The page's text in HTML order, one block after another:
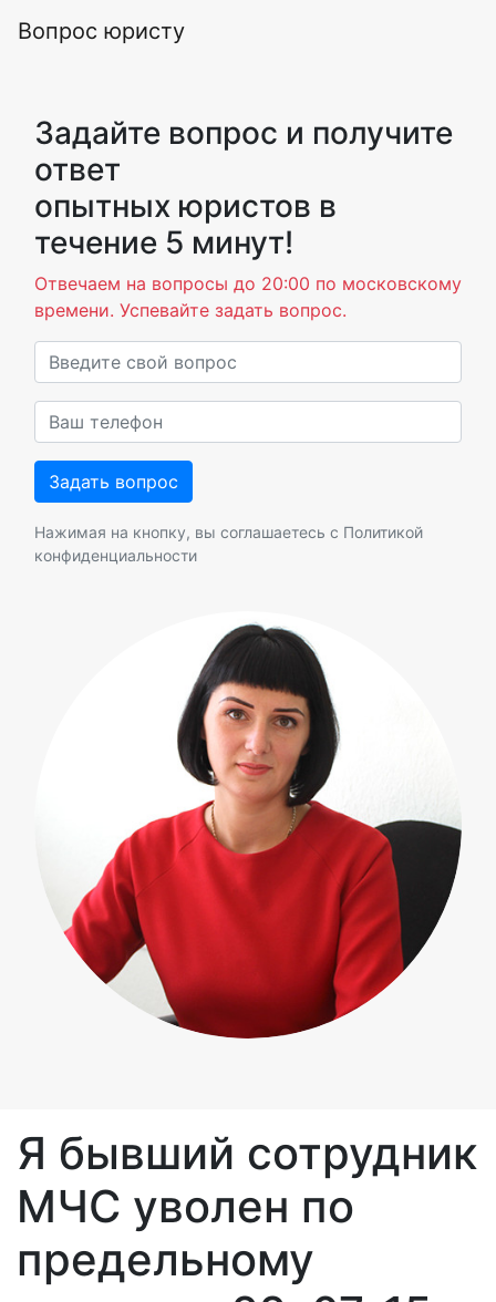
Вопрос юристу
Задайте вопрос и получите
ответ
опытных юристов в
течение 5 минут!
Отвечаем на вопросы до 20:00 по московскому
времени. Успевайте задать вопрос.
Нажимая на кнопку, вы соглашаетесь с Политикой
конфиденциальности
Я бывший сотрудник
МЧС уволен по
предельному